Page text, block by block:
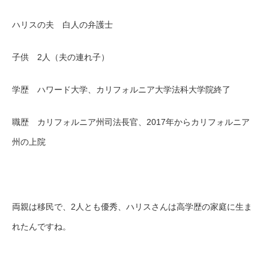
ハリスの夫 白人の弁護士
子供 2人（夫の連れ子）
学歴 ハワード大学、カリフォルニア大学法科大学院終了
職歴 カリフォルニア州司法長官、2017年からカリフォルニア
州の上院
両親は移民で、2人とも優秀、ハリスさんは高学歴の家庭に生ま
れたんですね。